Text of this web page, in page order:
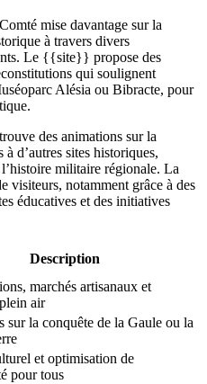
mise davantage sur la
à travers divers
Le {{site}} propose des
qui soulignent
Alésia ou Bibracte, pour
des animations sur la
d’autres sites historiques,
militaire régionale. La
visiteurs, notamment grâce à des
éducatives et des initiatives
Description
marchés artisanaux et
air
sur la conquête de la Gaule ou la
et optimisation de
pour tous